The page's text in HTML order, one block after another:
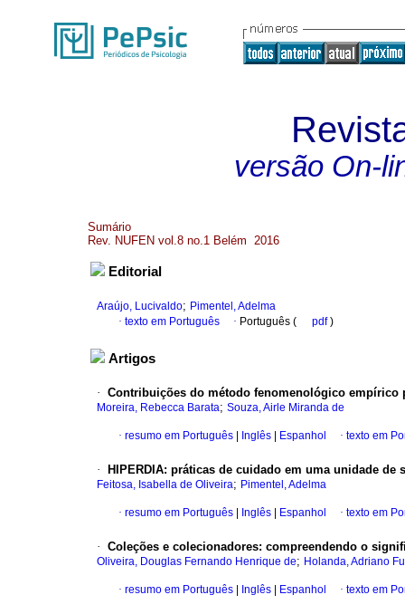
versão On-
Sumário
Rev. NUFEN vol.8 no.1 Belém 2016
Editorial
Araújo, Lucivaldo; Pimentel, Adelma
· texto em Português · Português ( pdf)
Artigos
· Contribuições do método fenomenológico empírico
Moreira, Rebecca Barata; Souza, Airle Miranda de
· resumo em Português Inglês Espanhol · texto em
· HIPERDIA: práticas de cuidado em uma unidade de
Feitosa, Isabella de Oliveira; Pimentel, Adelma
· resumo em Português Inglês Espanhol · texto em
· Coleções e colecionadores: compreendendo o
Oliveira, Douglas Fernando Henrique de; Holanda, Adriano
· resumo em Português Inglês Espanhol · texto em